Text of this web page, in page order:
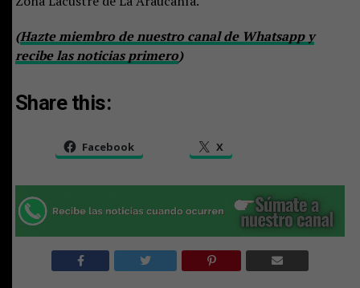
(Hazte miembro de nuestro canal de Whatsapp y
recibe las noticias primero)
Share this:
Facebook X